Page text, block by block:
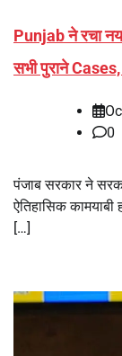
Punjab ने रचा
सभी पुराने
0
पंजाब सरकार ने
ऐतिहासिक
[…]